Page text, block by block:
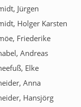
Jürgen
Holger Karsten
Friederike
Andreas
Elke
Anna
Hansjörg